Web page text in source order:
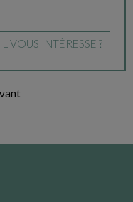
VOUS INTÉRESSE ?